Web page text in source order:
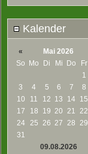
Kalender
« Mai 2026
So Mo Di Mi Do Fr
1
3
4 5 6 7 8
10
11 12 13 14 15
17
18 19 20 21 22
24
25 26 27 28 29
31
09.08.2026